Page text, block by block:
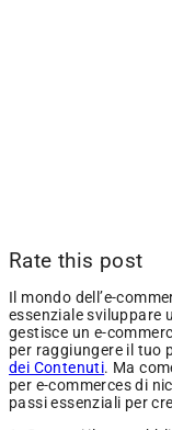
Rate this post
Il mondo dell’e-
essenziale
gestisce un e-
per raggiungere il tuo
dei Contenuti. Ma
per e-commerces di
passi essenziali per